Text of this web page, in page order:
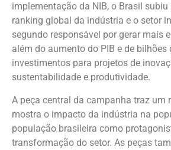
implementação da NIB, o Brasil
ranking global da indústria e o setor
segundo responsável por gerar mais
além do aumento do PIB e de bilhões
investimentos para projetos de
sustentabilidade e produtividade.
A peça central da campanha traz um
mostra o impacto da indústria na
população brasileira como
transformação do setor. As peças